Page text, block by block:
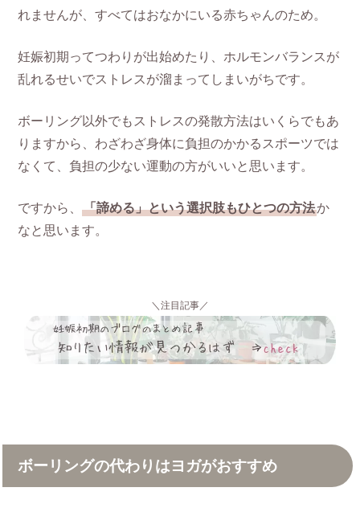
れませんが、すべてはおなかにいる赤ちゃんのため。
妊娠初期ってつわりが出始めたり、ホルモンバランスが
乱れるせいでストレスが溜まってしまいがちです。
ボーリング以外でもストレスの発散方法はいくらでもあ
りますから、わざわざ身体に負担のかかるスポーツでは
なくて、負担の少ない運動の方がいいと思います。
ですから、「諦める」という選択肢もひとつの方法か
なと思います。
＼注目記事／
ボーリングの代わりはヨガがおすすめ